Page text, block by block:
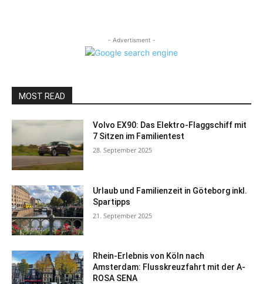
- Advertisment -
MOST READ
Volvo EX90: Das Elektro-Flaggschiff mit
7 Sitzen im Familientest
28. September 2025
Urlaub und Familienzeit in Göteborg inkl.
Spartipps
21. September 2025
Rhein-Erlebnis von Köln nach
Amsterdam: Flusskreuzfahrt mit der A-
ROSA SENA